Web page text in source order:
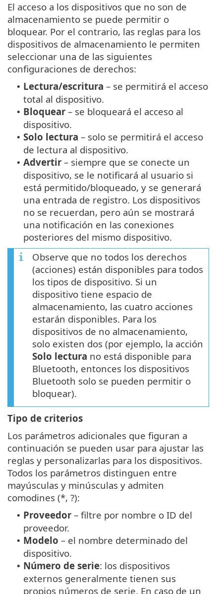
El acceso a los dispositivos que no son de
almacenamiento se puede permitir o
bloquear. Por el contrario, las reglas para los
dispositivos de almacenamiento le permiten
seleccionar una de las siguientes
configuraciones de derechos:
• Lectura/escritura – se permitirá el acceso
total al dispositivo.
• Bloquear – se bloqueará el acceso al
dispositivo.
• Solo lectura – solo se permitirá el acceso
de lectura al dispositivo.
• Advertir – siempre que se conecte un
dispositivo, se le notificará al usuario si
está permitido/bloqueado, y se generará
una entrada de registro. Los dispositivos
no se recuerdan, pero aún se mostrará
una notificación en las conexiones
posteriores del mismo dispositivo.
Observe que no todos los derechos
(acciones) están disponibles para todos
los tipos de dispositivo. Si un
dispositivo tiene espacio de
almacenamiento, las cuatro acciones
estarán disponibles. Para los
dispositivos de no almacenamiento,
solo existen dos (por ejemplo, la acción
Solo lectura no está disponible para
Bluetooth, entonces los dispositivos
Bluetooth solo se pueden permitir o
bloquear).
Tipo de criterios
Los parámetros adicionales que figuran a
continuación se pueden usar para ajustar las
reglas y personalizarlas para los dispositivos.
Todos los parámetros distinguen entre
mayúsculas y minúsculas y admiten
comodines (*, ?):
• Proveedor – filtre por nombre o ID del
proveedor.
• Modelo – el nombre determinado del
dispositivo.
• Número de serie: los dispositivos
externos generalmente tienen sus
propios números de serie. En caso de un